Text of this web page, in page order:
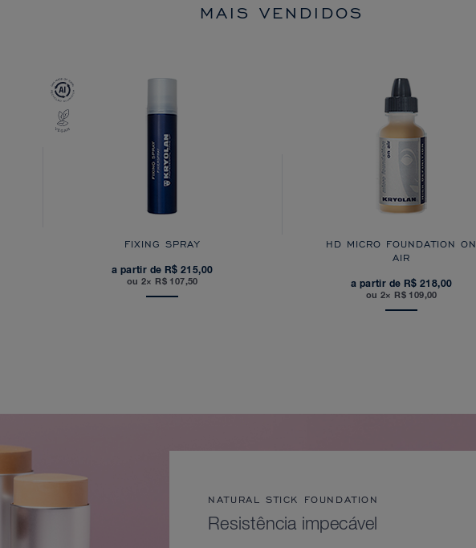
MAIS VENDIDOS
FIXING SPRAY
a partir de R$ 215,00
ou 2× R$ 107,50
HD MICRO FOUNDATION ON
AIR
a partir de R$ 218,00
ou 2× R$ 109,00
NATURAL STICK FOUNDATION
Resistência impecável